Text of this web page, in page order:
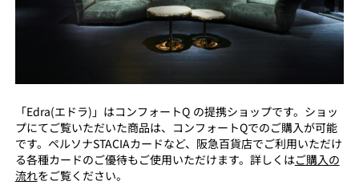
「Edra(エドラ)」はコンフォートQ の提携ショップです。ショッ
プにてご覧いただいた商品は、コンフォートQでのご購入が可能
です。ペルソナSTACIAカードなど、阪急百貨店でご利用いただけ
る各種カードのご優待もご使用いただけます。詳しくはご購入の
流れをご覧ください。